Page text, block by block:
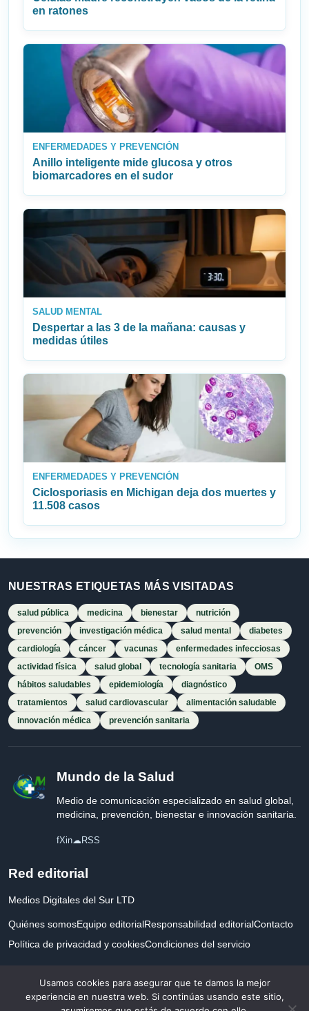
en ratones
ENFERMEDADES Y PREVENCIÓN
Anillo inteligente mide glucosa y otros
biomarcadores en el sudor
SALUD MENTAL
Despertar a las 3 de la mañana: causas y
medidas útiles
ENFERMEDADES Y PREVENCIÓN
Ciclosporiasis en Michigan deja dos muertes y
11.508 casos
NUESTRAS ETIQUETAS MÁS VISITADAS
salud pública medicina bienestar
nutrición
prevención
investigación médica salud mental
diabetes
cardiología
cáncer vacunas
enfermedades infecciosas
actividad física
salud global tecnología sanitaria
OMS
hábitos saludables
epidemiología
diagnóstico
tratamientos
salud cardiovascular
alimentación saludable
innovación médica
prevención sanitaria
Mundo de la Salud
Medio de comunicación especializado en salud global,
medicina, prevención, bienestar e innovación sanitaria.
fXin☁RSS
Red editorial
Medios Digitales del Sur LTD
Quiénes somosEquipo editorialResponsabilidad editorialContacto
Política de privacidad y cookiesCondiciones del servicio
Usamos cookies para asegurar que te damos la mejor
experiencia en nuestra web. Si continúas usando este sitio,